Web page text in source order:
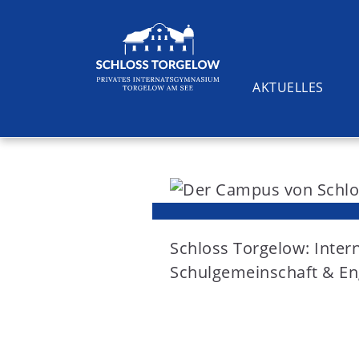
S
AKTUELLES
Suchen
Schloss Torgelow:
Schulgemeinschaft &